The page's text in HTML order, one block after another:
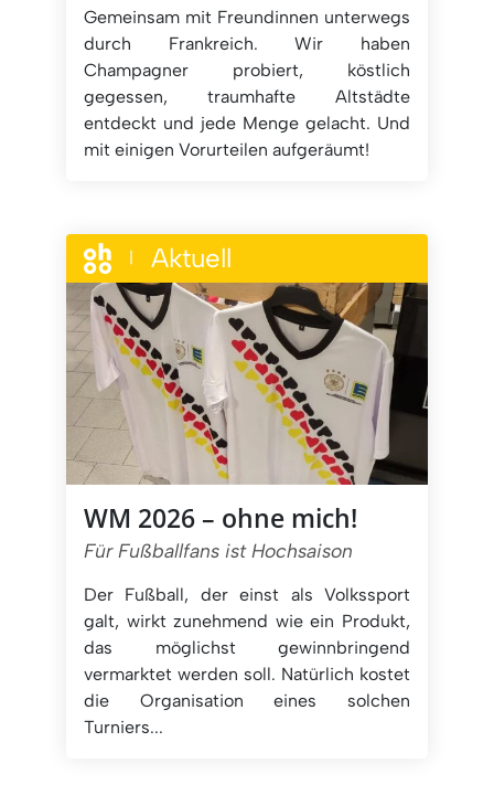
Gemeinsam mit Freundinnen unterwegs
durch Frankreich. Wir haben
Champagner probiert, köstlich
gegessen, traumhafte Altstädte
entdeckt und jede Menge gelacht. Und
mit einigen Vorurteilen aufgeräumt!
Aktuell
WM 2026 – ohne mich!
Für Fußballfans ist Hochsaison
Der Fußball, der einst als Volkssport
galt, wirkt zunehmend wie ein Produkt,
das möglichst gewinnbringend
vermarktet werden soll. Natürlich kostet
die Organisation eines solchen
Turniers...